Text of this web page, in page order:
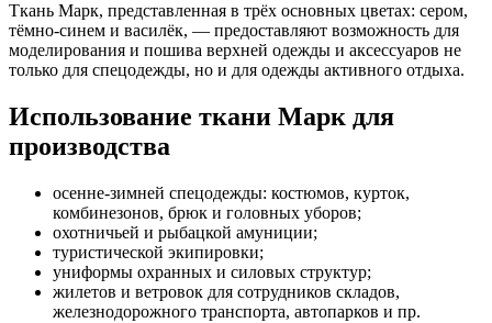
Ткань Марк, представленная в трёх основных цветах: сером,
тёмно-синем и василёк, — предоставляют возможность для
моделирования и пошива верхней одежды и аксессуаров не
только для спецодежды, но и для одежды активного отдыха.
Использование ткани Марк для
производства
осенне-зимней спецодежды: костюмов, курток,
комбинезонов, брюк и головных уборов;
охотничьей и рыбацкой амуниции;
туристической экипировки;
униформы охранных и силовых структур;
жилетов и ветровок для сотрудников складов,
железнодорожного транспорта, автопарков и пр.